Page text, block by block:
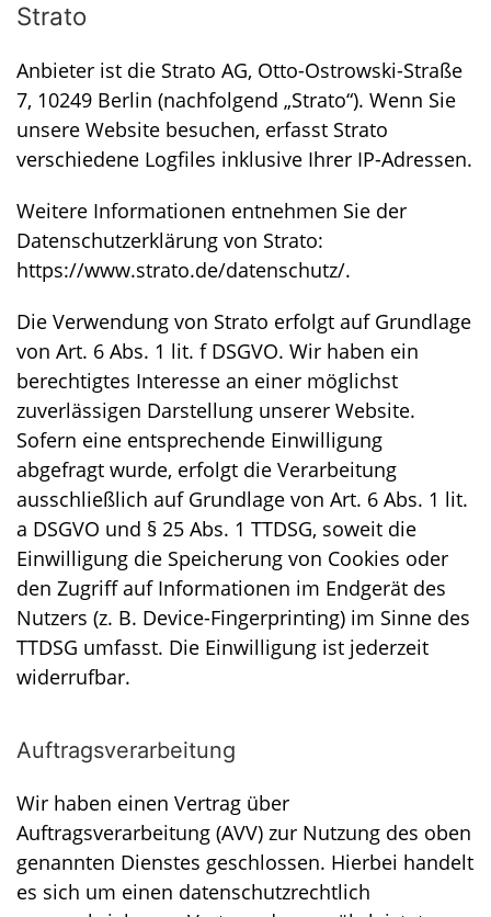
Strato
Anbieter ist die Strato AG, Otto-Ostrowski-Straße
7, 10249 Berlin (nachfolgend „Strato“). Wenn Sie
unsere Website besuchen, erfasst Strato
verschiedene Logfiles inklusive Ihrer IP-Adressen.
Weitere Informationen entnehmen Sie der
Datenschutzerklärung von Strato:
https://www.strato.de/datenschutz/.
Die Verwendung von Strato erfolgt auf Grundlage
von Art. 6 Abs. 1 lit. f DSGVO. Wir haben ein
berechtigtes Interesse an einer möglichst
zuverlässigen Darstellung unserer Website.
Sofern eine entsprechende Einwilligung
abgefragt wurde, erfolgt die Verarbeitung
ausschließlich auf Grundlage von Art. 6 Abs. 1 lit.
a DSGVO und § 25 Abs. 1 TTDSG, soweit die
Einwilligung die Speicherung von Cookies oder
den Zugriff auf Informationen im Endgerät des
Nutzers (z. B. Device-Fingerprinting) im Sinne des
TTDSG umfasst. Die Einwilligung ist jederzeit
widerrufbar.
Auftragsverarbeitung
Wir haben einen Vertrag über
Auftragsverarbeitung (AVV) zur Nutzung des oben
genannten Dienstes geschlossen. Hierbei handelt
es sich um einen datenschutzrechtlich